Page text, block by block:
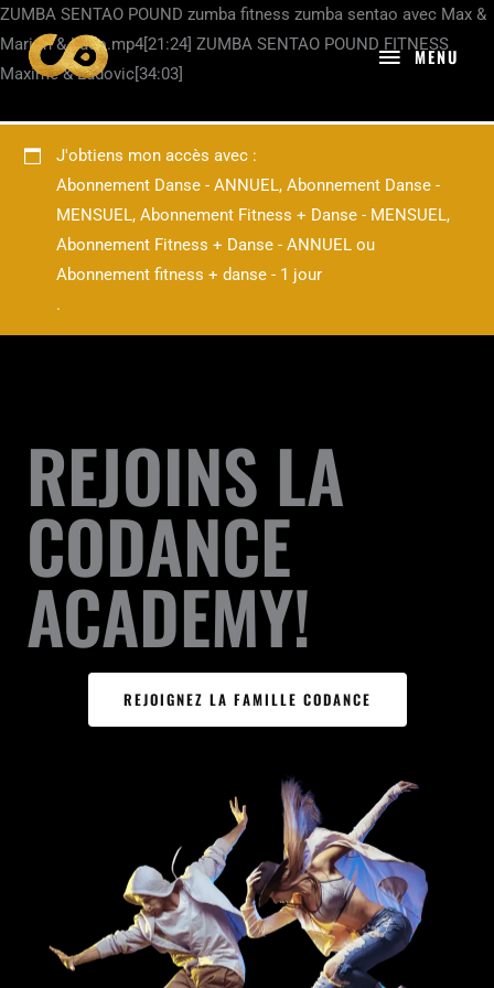
Aller
au
contenu
MENU
MENU
ZUMBA SENTAO POUND zumba fitness zumba sentao avec Max &
Marion & Ludo.mp4[21:24] ZUMBA SENTAO POUND FITNESS
Maxime & Ludovic[34:03]
J'obtiens mon accès avec :
Abonnement Danse - ANNUEL,Abonnement Danse -
MENSUEL,Abonnement Fitness + Danse - MENSUEL,
Abonnement Fitness + Danse - ANNUEL ou
Abonnement fitness + danse - 1 jour
.
REJOINS LA
CODANCE
ACADEMY!
REJOIGNEZ LA FAMILLE CODANCE